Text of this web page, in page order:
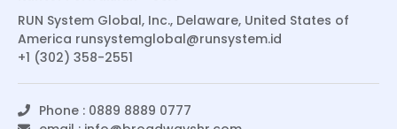
RUN System Global, Inc., Delaware, United States of
America runsystemglobal@runsystem.id
+1 (302) 358-2551
Phone : 0889 8889 0777